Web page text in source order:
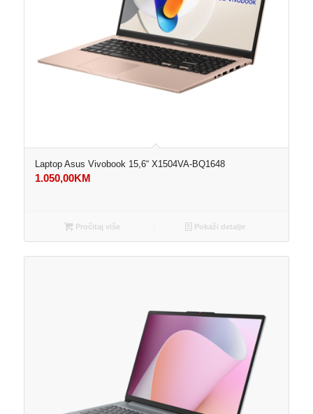
Laptop Asus Vivobook 15,6“ X1504VA-BQ1648
1.050,00KM
Pročitaj više Pokaži detalje